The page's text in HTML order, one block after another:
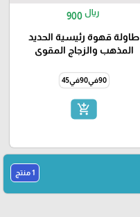
900 ريال
طاولة قهوة رئيسية الحديد
المذهب والزجاج المقوى
90في90في45
add_shopping_cart
1 منتج